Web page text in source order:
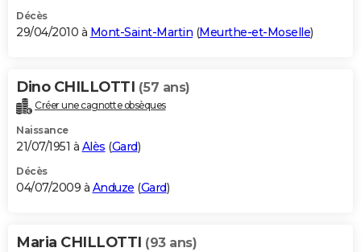
Décès
29/04/2010 à Mont-Saint-Martin (Meurthe-et-Moselle)
Dino CHILLOTTI (57 ans)
Créer une cagnotte obsèques
Naissance
21/07/1951 à Alès (Gard)
Décès
04/07/2009 à Anduze (Gard)
Maria CHILLOTTI (93 ans)